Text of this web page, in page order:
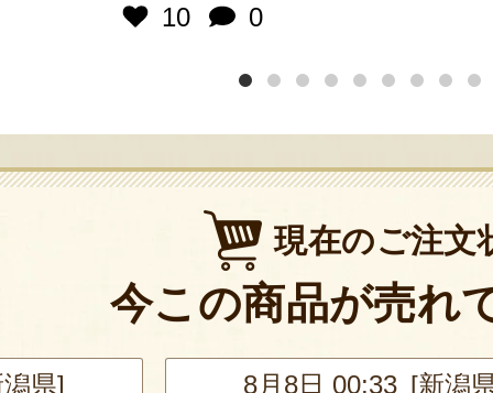
10
0
現在のご注文
今この商品が売れ
県] 8月8日 00:33 [新潟